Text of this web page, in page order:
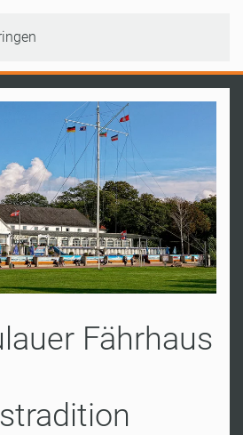
Fährhaus